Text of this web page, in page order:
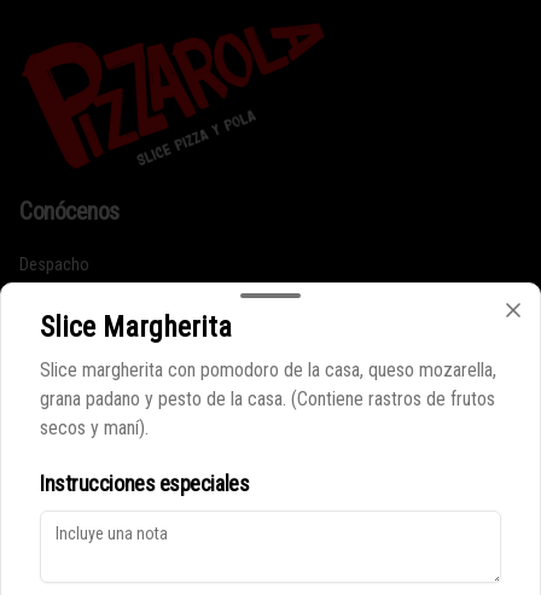
Conócenos
Despacho
Política de privacidad
Redes sociales
Instagram
Mi cuenta
Iniciar sesión
Slice Margherita
Slice margherita con pomodoro de la casa, queso mozarella,
grana padano y pesto de la casa. (Contiene rastros de frutos
secos y maní).
Instrucciones especiales